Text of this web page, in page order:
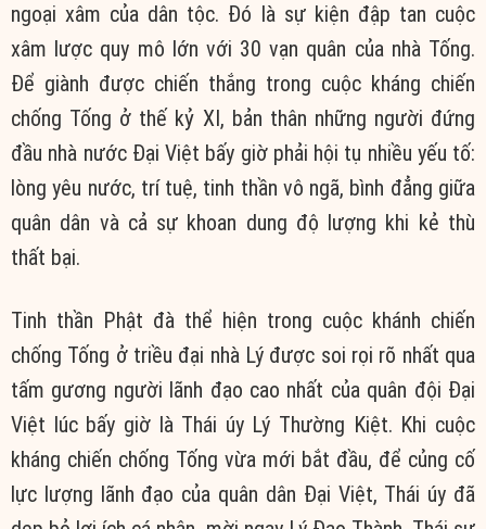
ngoại xâm của dân tộc. Đó là sự kiện đập tan cuộc
xâm lược quy mô lớn với 30 vạn quân của nhà Tống.
Để giành được chiến thắng trong cuộc kháng chiến
chống Tống ở thế kỷ XI, bản thân những người đứng
đầu nhà nước Đại Việt bấy giờ phải hội tụ nhiều yếu tố:
lòng yêu nước, trí tuệ, tinh thần vô ngã, bình đẳng giữa
quân dân và cả sự khoan dung độ lượng khi kẻ thù
thất bại.
Tinh thần Phật đà thể hiện trong cuộc khánh chiến
chống Tống ở triều đại nhà Lý được soi rọi rõ nhất qua
tấm gương người lãnh đạo cao nhất của quân đội Đại
Việt lúc bấy giờ là Thái úy Lý Thường Kiệt. Khi cuộc
kháng chiến chống Tống vừa mới bắt đầu, để củng cố
lực lượng lãnh đạo của quân dân Đại Việt, Thái úy đã